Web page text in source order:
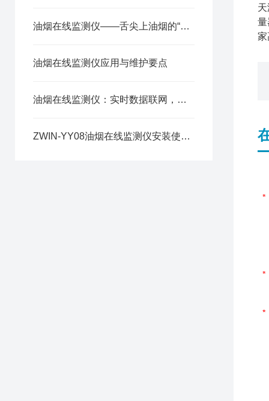
油烟在线监测仪——舌尖上油烟的“云端管家”
油烟在线监测仪应用与维护要点
油烟在线监测仪：实时数据联网，餐饮油烟治理的“环保哨兵”
ZWIN-YY08油烟在线监测仪安装使用方案详解
量
家